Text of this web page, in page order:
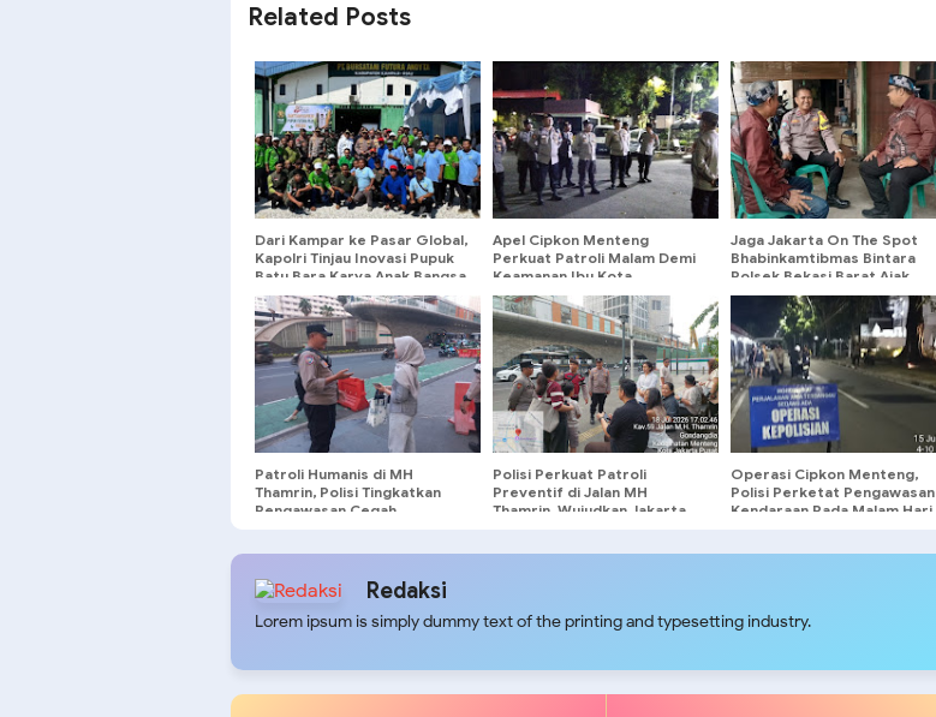
Related Posts
Dari Kampar ke Pasar Global,
Kapolri Tinjau Inovasi Pupuk
Batu Bara Karya Anak Bangsa
Apel Cipkon Menteng
Perkuat Patroli Malam Demi
Keamanan Ibu Kota
Jaga Jakarta On The Spot
Bhabinkamtibmas Bintara
Polsek Bekasi Barat Ajak
Warga Aktifkan Siskamling
untuk Cegah Tawuran
Patroli Humanis di MH
Thamrin, Polisi Tingkatkan
Pengawasan Cegah
Polisi Perkuat Patroli
Preventif di Jalan MH
Thamrin, Wujudkan Jakarta
Operasi Cipkon Menteng,
Polisi Perketat Pengawasan
Kendaraan Pada Malam Hari
Redaksi
Lorem ipsum is simply dummy text of the printing and typesetting industry.